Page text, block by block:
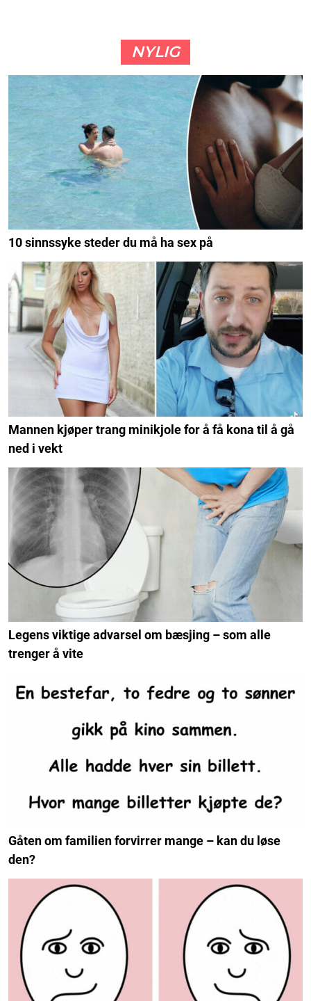
NYLIG
10 sinnssyke steder du må ha sex på
Mannen kjøper trang minikjole for å få kona til å gå
ned i vekt
Legens viktige advarsel om bæsjing – som alle
trenger å vite
Gåten om familien forvirrer mange – kan du løse
den?